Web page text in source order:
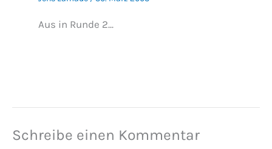
Aus in Runde 2...
Schreibe einen Kommentar